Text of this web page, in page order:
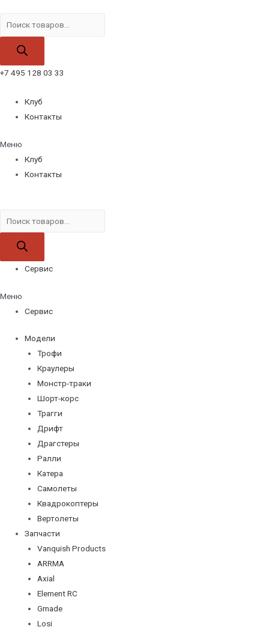
товаров
+7 495 128 03 33
Клуб
Контакты
Меню
Клуб
Контакты
товаров
Сервис
Меню
Сервис
Модели
Трофи
Краулеры
Монстр-траки
Шорт-корс
Трагги
Дрифт
Драгстеры
Ралли
Катера
Самолеты
Квадрокоптеры
Вертолеты
Запчасти
Vanquish Products
ARRMA
Axial
Element RC
Gmade
Losi